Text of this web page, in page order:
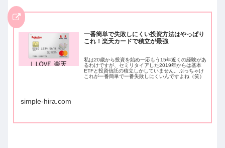
一番簡単で失敗しにくい投資方法はやっぱり
これ！楽天カードで積立が最強
私は20歳から投資を始め一応もう15年近くの経験があ
るわけですが、セミリタイアした2019年からは基本
ETFと投資信託の積立しかしていません。ぶっちゃけ
これが一番簡単で一番失敗しにくいんですよね（笑）
simple-hira.com